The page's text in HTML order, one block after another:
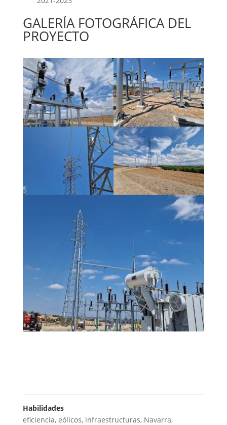
GALERÍA FOTOGRÁFICA DEL
PROYECTO
Habilidades
eficiencia, eólicos, infraestructuras, Navarra,